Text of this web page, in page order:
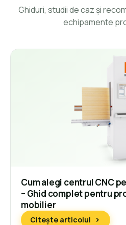
Ghiduri, studii de caz și
echipamente
Cum alegi centrul CNC
– Ghid complet pentru
mobilier
Citește articolul